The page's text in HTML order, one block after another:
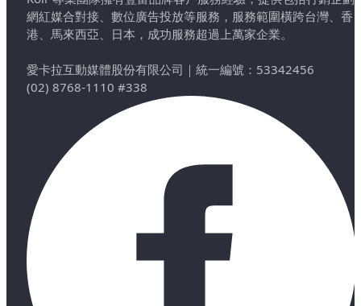
網紅媒合對接、數位廣告投放等服務，服務範圍橫跨台灣、香
港、馬來西亞、日本，成功服務超過上萬家企業。
愛卡拉互動媒體股份有限公司 ｜ 統一編號：53342456
(02) 8768-1110 #338